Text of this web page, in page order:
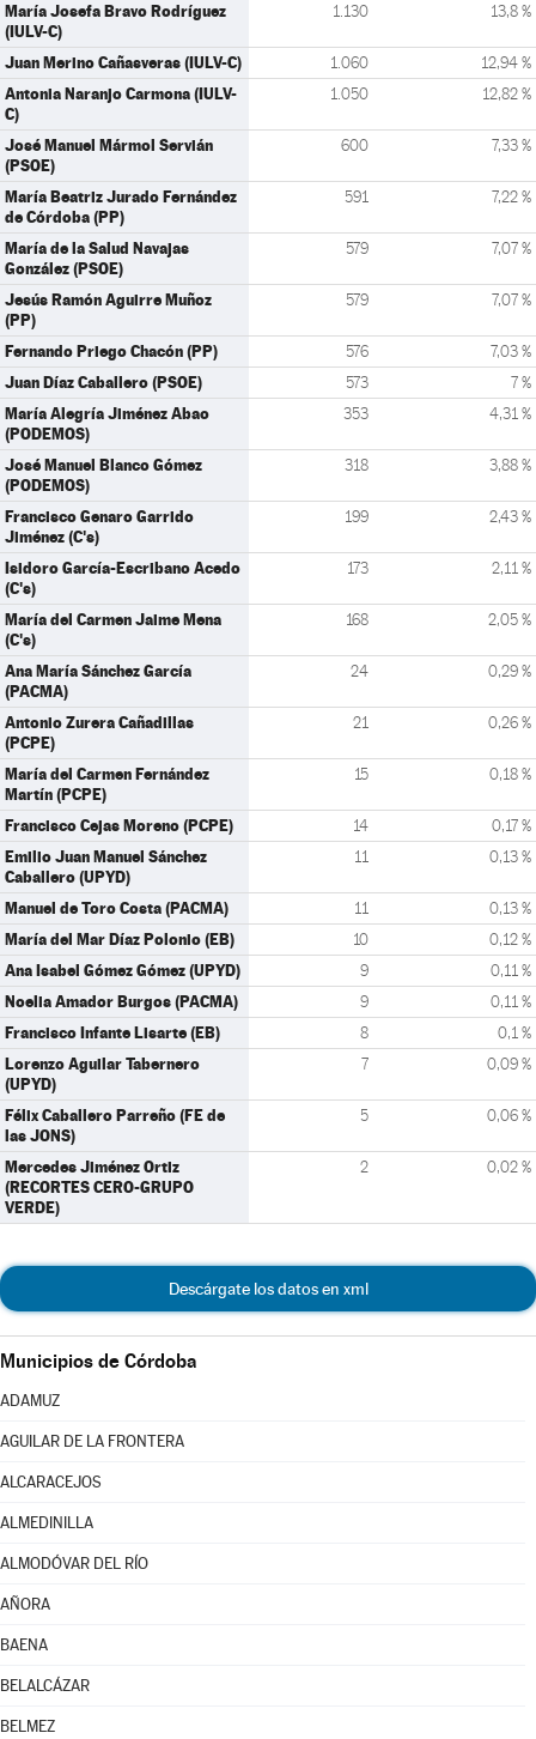
María Josefa Bravo Rodríguez
(IULV-C)
1.130 13,8 %
Juan Merino Cañasveras (IULV-C) 1.060 12,94 %
Antonia Naranjo Carmona (IULV-
C)
1.050 12,82 %
José Manuel Mármol Servián
(PSOE)
600 7,33 %
María Beatriz Jurado Fernández
de Córdoba (PP)
591 7,22 %
María de la Salud Navajas
González (PSOE)
579 7,07 %
Jesús Ramón Aguirre Muñoz
(PP)
579 7,07 %
Fernando Priego Chacón (PP) 576 7,03 %
Juan Díaz Caballero (PSOE) 573 7 %
María Alegría Jiménez Abao
(PODEMOS)
353 4,31 %
José Manuel Blanco Gómez
(PODEMOS)
318 3,88 %
Francisco Genaro Garrido
Jiménez (C's)
199 2,43 %
Isidoro García-Escribano Acedo
(C's)
173 2,11 %
María del Carmen Jaime Mena
(C's)
168 2,05 %
Ana María Sánchez García
(PACMA)
24 0,29 %
Antonio Zurera Cañadillas
(PCPE)
21 0,26 %
María del Carmen Fernández
Martín (PCPE)
15 0,18 %
Francisco Cejas Moreno (PCPE) 14 0,17 %
Emilio Juan Manuel Sánchez
Caballero (UPYD)
11 0,13 %
Manuel de Toro Costa (PACMA) 11 0,13 %
María del Mar Díaz Polonio (EB) 10 0,12 %
Ana Isabel Gómez Gómez (UPYD) 9 0,11 %
Noelia Amador Burgos (PACMA) 9 0,11 %
Francisco Infante Lisarte (EB) 8 0,1 %
Lorenzo Aguilar Tabernero
(UPYD)
7 0,09 %
Félix Caballero Parreño (FE de
las JONS)
5 0,06 %
Mercedes Jiménez Ortiz
(RECORTES CERO-GRUPO
VERDE)
2 0,02 %
Descárgate los datos en xml
Municipios de Córdoba
ADAMUZ
AGUILAR DE LA FRONTERA
ALCARACEJOS
ALMEDINILLA
ALMODÓVAR DEL RÍO
AÑORA
BAENA
BELALCÁZAR
BELMEZ